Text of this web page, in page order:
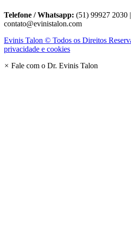
Telefone / Whatsapp: (51) 99927 2030 |
contato@evinistalon.com
Evinis Talon © Todos os Direitos
privacidade e cookies
× Fale com o Dr. Evinis Talon